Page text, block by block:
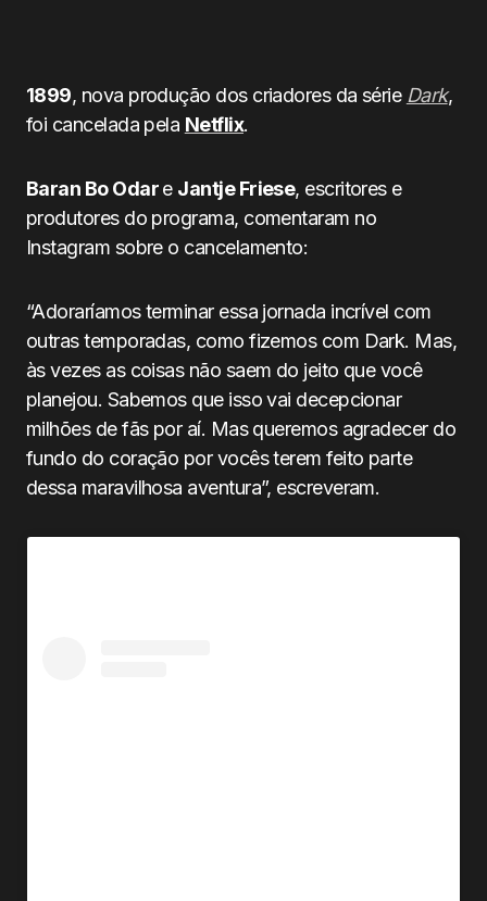
1899, nova produção dos criadores da série Dark,
foi cancelada pela Netflix.
Baran Bo Odare Jantje Friese, escritores e
produtores do programa, comentaram no
Instagram sobre o cancelamento:
“Adoraríamos terminar essa jornada incrível com
outras temporadas, como fizemos com Dark. Mas,
às vezes as coisas não saem do jeito que você
planejou. Sabemos que isso vai decepcionar
milhões de fãs por aí. Mas queremos agradecer do
fundo do coração por vocês terem feito parte
dessa maravilhosa aventura”, escreveram.